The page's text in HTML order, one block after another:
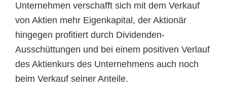
Unternehmen verschafft sich mit dem Verkauf
von Aktien mehr Eigenkapital, der Aktionär
hingegen profitiert durch Dividenden-
Ausschüttungen und bei einem positiven Verlauf
des Aktienkurs des Unternehmens auch noch
beim Verkauf seiner Anteile.